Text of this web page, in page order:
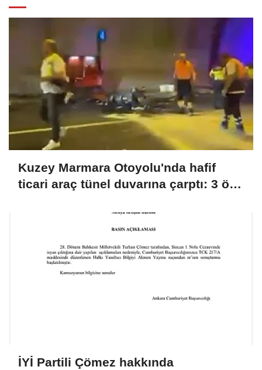
Kuzey Marmara Otoyolu'nda hafif
ticari araç tünel duvarına çarptı: 3 ölü,
İYİ Partili Çömez hakkında